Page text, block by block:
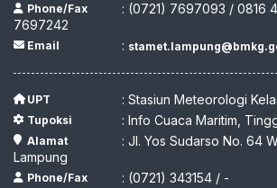
Phone/Fax
: (0721) 7697093 / 0816
7697242
Email :
UPT : Stasiun Meteorologi
Tupoksi : Info Cuaca Maritim,
Alamat
: Jl. Yos Sudarso No. 64
Lampung
Phone/Fax : (0721) 343154 / -